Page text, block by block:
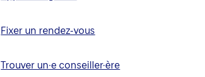
Fixer un rendez-vous
Trouver un·e conseiller·ère